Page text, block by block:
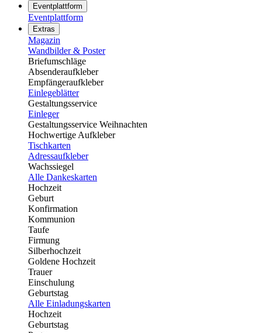
Eventplattform
Eventplattform
Extras
Magazin
Wandbilder & Poster
Briefumschläge
Absenderaufkleber
Empfängeraufkleber
Einlegeblätter
Gestaltungsservice
Einleger
Gestaltungsservice Weihnachten
Hochwertige Aufkleber
Tischkarten
Adressaufkleber
Wachssiegel
Alle Dankeskarten
Hochzeit
Geburt
Konfirmation
Kommunion
Taufe
Firmung
Silberhochzeit
Goldene Hochzeit
Trauer
Einschulung
Geburtstag
Alle Einladungskarten
Hochzeit
Geburtstag